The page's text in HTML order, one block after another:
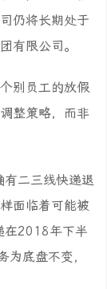
仍将长期处于
有限公司。
别员工的放假
整策略，而非
有二三线快递退
面临着可能被
在2018年下半
为底盘不变，